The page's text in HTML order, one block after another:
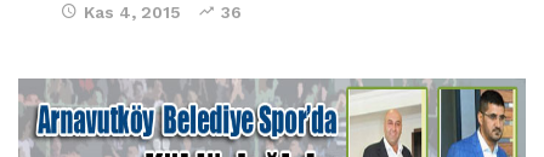
Kas 4, 2015 36